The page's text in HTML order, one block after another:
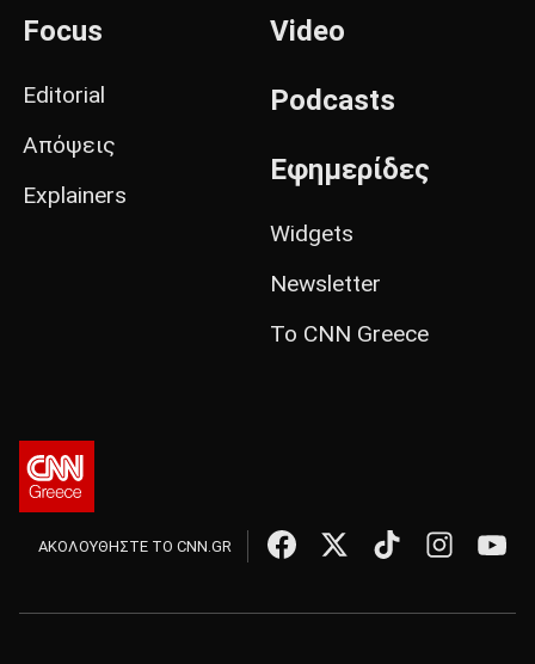
Focus
Editorial
Απόψεις
Explainers
Video
Podcasts
Εφημερίδες
Widgets
Newsletter
Το CNN Greece
ΑΚΟΛΟΥΘΗΣΤΕ ΤΟ CNN.GR